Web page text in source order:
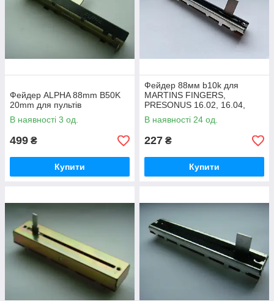
Фейдер ALPHA 88mm B50K
20mm для пультів
В наявності 3 од.
499 ₴
Купити
Фейдер 88мм b10k для
MARTINS FINGERS,
PRESONUS 16.02, 16.04,
Avolites Pearl 2000
CHAMSYS MQ500, MQ100,
Wings
В наявності 24 од.
227 ₴
Купити